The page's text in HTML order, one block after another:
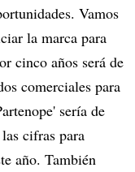
Vamos
la marca para
cinco años será de
comerciales para
sería de
cifras para
año. También